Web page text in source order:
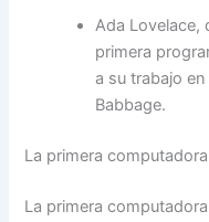
Ada Lovelace,
primera
a su trabajo
Babbage.
La primera
La primera